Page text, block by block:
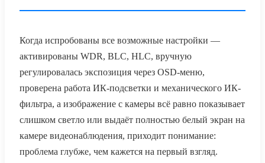
Когда испробованы все возможные настройки —
активированы WDR, BLC, HLC, вручную
регулировалась экспозиция через OSD-меню,
проверена работа ИК-подсветки и механического ИК-
фильтра, а изображение с камеры всё равно показывает
слишком светло или выдаёт полностью белый экран на
камере видеонаблюдения, приходит понимание:
проблема глубже, чем кажется на первый взгляд.